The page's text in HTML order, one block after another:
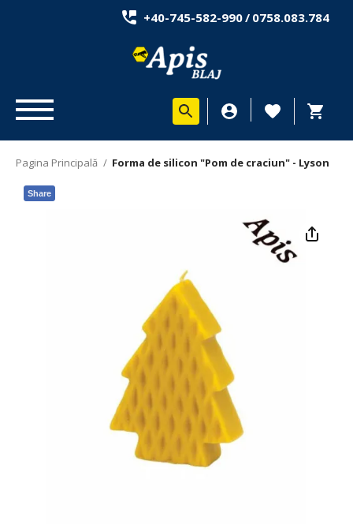
+40-745-582-990/ 0758.083.784
Pagina Principală / Forma de silicon "Pom de craciun" - Lyson
Share